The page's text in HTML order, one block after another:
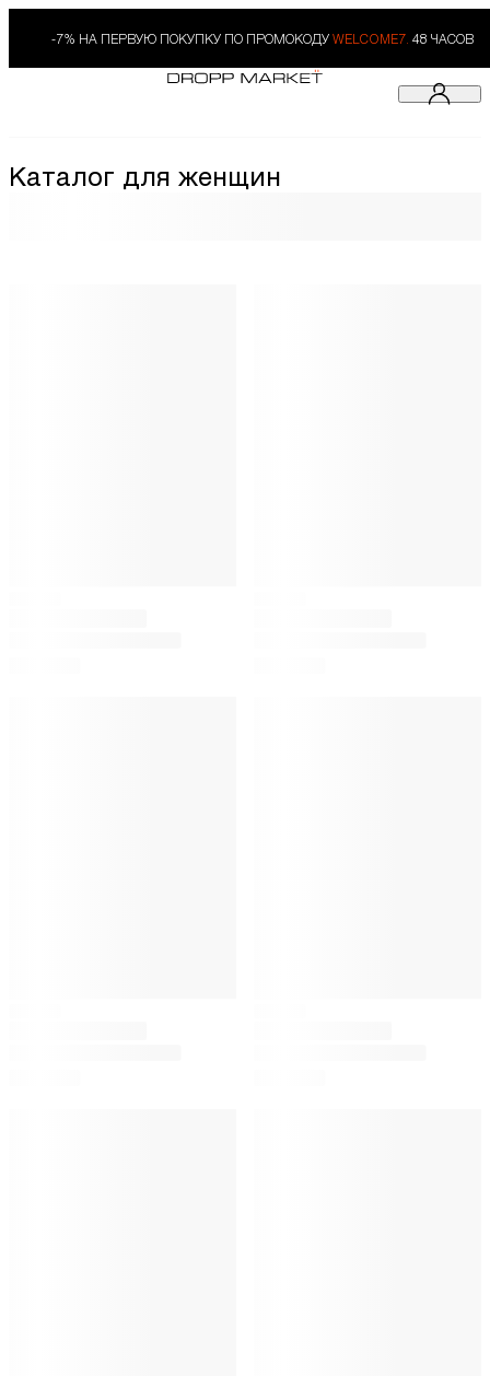
-7% НА ПЕРВУЮ ПОКУПКУ ПО ПРОМОКОДУ WELCOME7. 48 ЧАСОВ
Каталог для женщин